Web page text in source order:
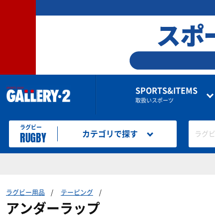
SPORTS&ITEMS
取扱いスポーツ
ラグビー
RUGBY カテゴリで探す ラグ
ラグビー用品 テーピング
アンダーラップ